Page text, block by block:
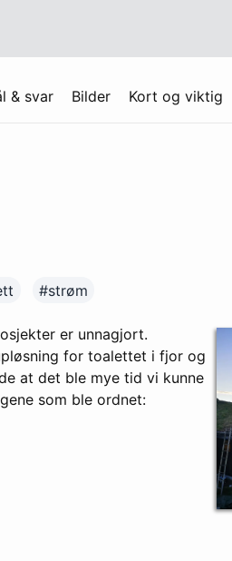
& svar Bilder Kort og viktig
#strøm
er unnagjort.
for toalettet i fjor og
at det ble mye tid vi kunne
som ble ordnet: